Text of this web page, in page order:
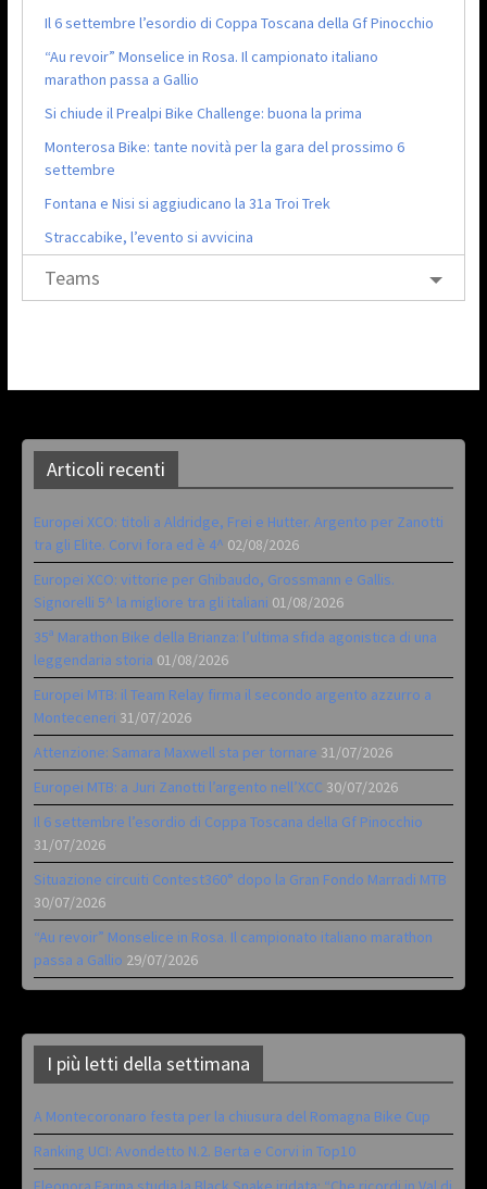
Il 6 settembre l’esordio di Coppa Toscana della Gf Pinocchio
“Au revoir” Monselice in Rosa. Il campionato italiano
marathon passa a Gallio
Si chiude il Prealpi Bike Challenge: buona la prima
Monterosa Bike: tante novità per la gara del prossimo 6
settembre
Fontana e Nisi si aggiudicano la 31a Troi Trek
Straccabike, l’evento si avvicina
Teams
Articoli recenti
Europei XCO: titoli a Aldridge, Frei e Hutter. Argento per Zanotti
tra gli Elite. Corvi fora ed è 4^ 02/08/2026
Europei XCO: vittorie per Ghibaudo, Grossmann e Gallis.
Signorelli 5^ la migliore tra gli italiani 01/08/2026
35ª Marathon Bike della Brianza: l’ultima sfida agonistica di una
leggendaria storia 01/08/2026
Europei MTB: il Team Relay firma il secondo argento azzurro a
Monteceneri 31/07/2026
Attenzione: Samara Maxwell sta per tornare 31/07/2026
Europei MTB: a Juri Zanotti l’argento nell’XCC 30/07/2026
Il 6 settembre l’esordio di Coppa Toscana della Gf Pinocchio
31/07/2026
Situazione circuiti Contest360° dopo la Gran Fondo Marradi MTB
30/07/2026
“Au revoir” Monselice in Rosa. Il campionato italiano marathon
passa a Gallio 29/07/2026
I più letti della settimana
A Montecoronaro festa per la chiusura del Romagna Bike Cup
Ranking UCI: Avondetto N.2. Berta e Corvi in Top10